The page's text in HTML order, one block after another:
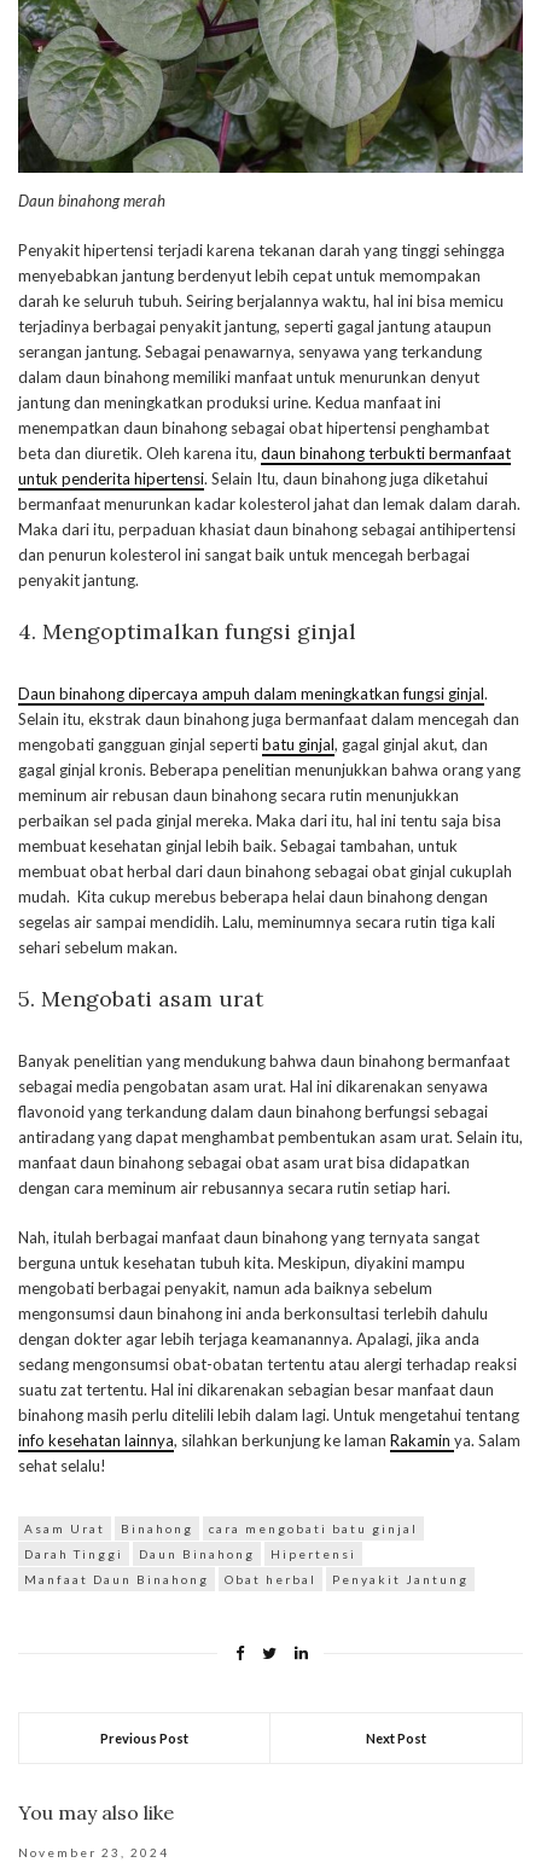
Daun binahong merah
Penyakit hipertensi terjadi karena tekanan darah yang tinggi sehingga
menyebabkan jantung berdenyut lebih cepat untuk memompakan
darah ke seluruh tubuh. Seiring berjalannya waktu, hal ini bisa memicu
terjadinya berbagai penyakit jantung, seperti gagal jantung ataupun
serangan jantung. Sebagai penawarnya, senyawa yang terkandung
dalam daun binahong memiliki manfaat untuk menurunkan denyut
jantung dan meningkatkan produksi urine. Kedua manfaat ini
menempatkan daun binahong sebagai obat hipertensi penghambat
beta dan diuretik. Oleh karena itu, daun binahong terbukti bermanfaat
untuk penderita hipertensi. Selain Itu, daun binahong juga diketahui
bermanfaat menurunkan kadar kolesterol jahat dan lemak dalam darah.
Maka dari itu, perpaduan khasiat daun binahong sebagai antihipertensi
dan penurun kolesterol ini sangat baik untuk mencegah berbagai
penyakit jantung.
4. Mengoptimalkan fungsi ginjal
Daun binahong dipercaya ampuh dalam meningkatkan fungsi ginjal.
Selain itu, ekstrak daun binahong juga bermanfaat dalam mencegah dan
mengobati gangguan ginjal sepertibatu ginjal, gagal ginjal akut, dan
gagal ginjal kronis. Beberapa penelitian menunjukkan bahwa orang yang
meminum air rebusan daun binahong secara rutin menunjukkan
perbaikan sel pada ginjal mereka. Maka dari itu, hal ini tentu saja bisa
membuat kesehatan ginjal lebih baik. Sebagai tambahan, untuk
membuat obat herbal dari daun binahong sebagai obat ginjal cukuplah
mudah. Kita cukup merebus beberapa helai daun binahong dengan
segelas air sampai mendidih. Lalu, meminumnya secara rutin tiga kali
sehari sebelum makan.
5. Mengobati asam urat
Banyak penelitian yang mendukung bahwa daun binahong bermanfaat
sebagai media pengobatan asam urat. Hal ini dikarenakan senyawa
flavonoid yang terkandung dalam daun binahong berfungsi sebagai
antiradang yang dapat menghambat pembentukan asam urat. Selain itu,
manfaat daun binahong sebagai obat asam urat bisa didapatkan
dengan cara meminum air rebusannya secara rutin setiap hari.
Nah, itulah berbagai manfaat daun binahong yang ternyata sangat
berguna untuk kesehatan tubuh kita. Meskipun, diyakini mampu
mengobati berbagai penyakit, namun ada baiknya sebelum
mengonsumsi daun binahong ini anda berkonsultasi terlebih dahulu
dengan dokter agar lebih terjaga keamanannya. Apalagi, jika anda
sedang mengonsumsi obat-obatan tertentu atau alergi terhadap reaksi
suatu zat tertentu. Hal ini dikarenakan sebagian besar manfaat daun
binahong masih perlu ditelili lebih dalam lagi. Untuk mengetahui tentang
info kesehatan lainnya, silahkan berkunjung ke laman Rakamin ya. Salam
sehat selalu!
Asam Urat Binahong
cara mengobati batu ginjal
Darah Tinggi
Daun Binahong
Hipertensi
Manfaat Daun Binahong
Obat herbal Penyakit Jantung
Previous Post Next Post
You may also like
November 23, 2024